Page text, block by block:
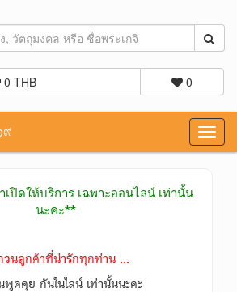
0 THB 0
ปิดให้บริการ เฉพาะออนไลน์ เท่านั้น
นะคะ**
วนลูกค้าที่น่ารักทุกท่าน ...
ดคุย กันในไลน์ เท่านั้นนะคะ